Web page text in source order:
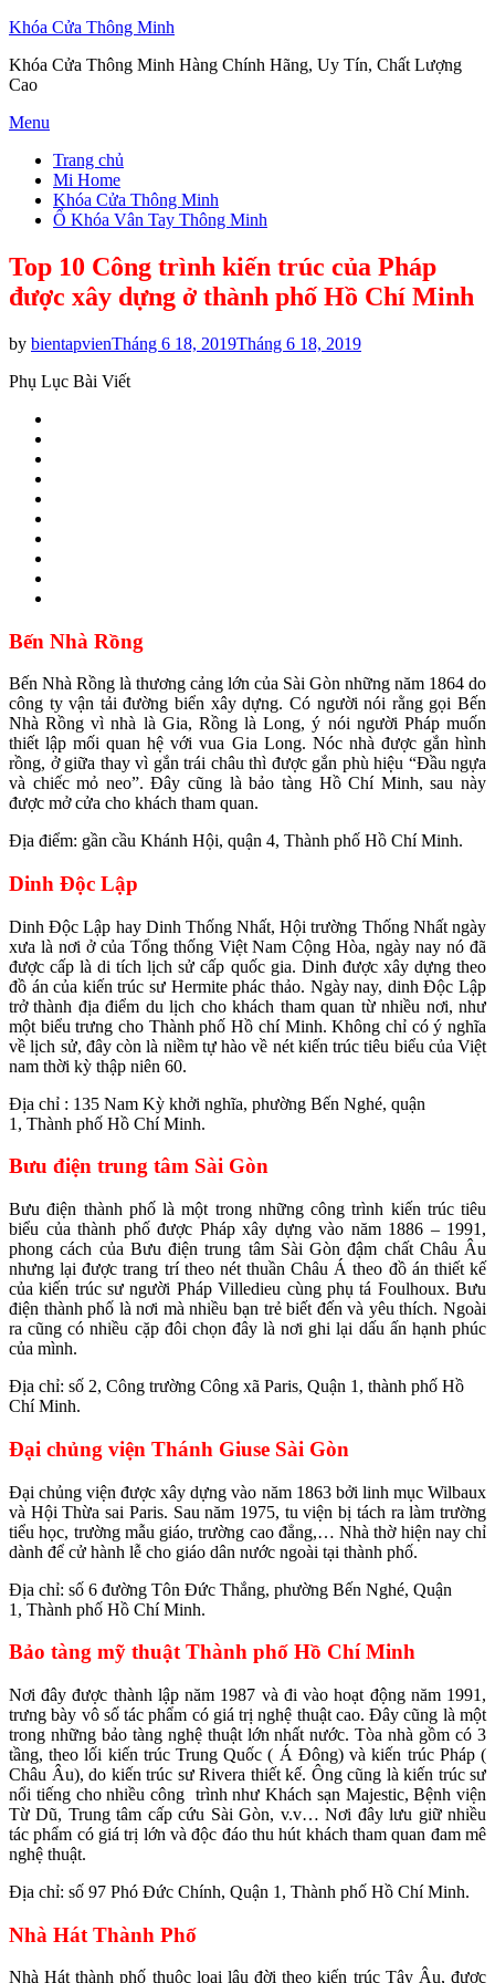
Khóa Cửa Thông Minh
Khóa Cửa Thông Minh Hàng Chính Hãng, Uy Tín, Chất Lượng
Cao
Skip
content
Menu
Trang chủ
Mi Home
Khóa Cửa Thông Minh
Ổ Khóa Vân Tay Thông Minh
Top 10 Công trình kiến trúc của Pháp
được xây dựng ở thành phố Hồ Chí Minh
by bientapvienPosted
Tháng 6 18, 2019Tháng 6 18, 2019
Phụ Lục Bài Viết
Bến Nhà Rồng
Bến Nhà Rồng là thương cảng lớn của Sài Gòn những năm 1864 do
công ty vận tải đường biển xây dựng. Có người nói rằng gọi Bến
Nhà Rồng vì nhà là Gia, Rồng là Long, ý nói người Pháp muốn
thiết lập mối quan hệ với vua Gia Long. Nóc nhà được gắn hình
rồng, ở giữa thay vì gắn trái châu thì được gắn phù hiệu “Đầu ngựa
và chiếc mỏ neo”. Đây cũng là bảo tàng Hồ Chí Minh, sau này
được mở cửa cho khách tham quan.
Địa điểm: gần cầu Khánh Hội, quận 4, Thành phố Hồ Chí Minh.
Dinh Độc Lập
Dinh Độc Lập hay Dinh Thống Nhất, Hội trường Thống Nhất ngày
xưa là nơi ở của Tổng thống Việt Nam Cộng Hòa, ngày nay nó đã
được cấp là di tích lịch sử cấp quốc gia. Dinh được xây dựng theo
đồ án của kiến trúc sư Hermite phác thảo. Ngày nay, dinh Độc Lập
trở thành địa điểm du lịch cho khách tham quan từ nhiều nơi, như
một biểu trưng cho Thành phố Hồ chí Minh. Không chỉ có ý nghĩa
về lịch sử, đây còn là niềm tự hào về nét kiến trúc tiêu biểu của Việt
nam thời kỳ thập niên 60.
Địa chỉ : 135 Nam Kỳ khởi nghĩa, phường Bến Nghé, quận
1, Thành phố Hồ Chí Minh.
Bưu điện trung tâm Sài Gòn
Bưu điện thành phố là một trong những công trình kiến trúc tiêu
biểu của thành phố được Pháp xây dựng vào năm 1886 – 1991,
phong cách của Bưu điện trung tâm Sài Gòn đậm chất Châu Âu
nhưng lại được trang trí theo nét thuần Châu Á theo đồ án thiết kế
của kiến trúc sư người Pháp Villedieu cùng phụ tá Foulhoux. Bưu
điện thành phố là nơi mà nhiều bạn trẻ biết đến và yêu thích. Ngoài
ra cũng có nhiều cặp đôi chọn đây là nơi ghi lại dấu ấn hạnh phúc
của mình.
Địa chỉ: số 2, Công trường Công xã Paris, Quận 1, thành phố Hồ
Chí Minh.
Đại chủng viện Thánh Giuse Sài Gòn
Đại chủng viện được xây dựng vào năm 1863 bởi linh mục Wilbaux
và Hội Thừa sai Paris. Sau năm 1975, tu viện bị tách ra làm trường
tiểu học, trường mẫu giáo, trường cao đẳng,… Nhà thờ hiện nay chỉ
dành để cử hành lễ cho giáo dân nước ngoài tại thành phố.
Địa chỉ: số 6 đường Tôn Đức Thắng, phường Bến Nghé, Quận
1, Thành phố Hồ Chí Minh.
Bảo tàng mỹ thuật Thành phố Hồ Chí Minh
Nơi đây được thành lập năm 1987 và đi vào hoạt động năm 1991,
trưng bày vô số tác phẩm có giá trị nghệ thuật cao. Đây cũng là một
trong những bảo tàng nghệ thuật lớn nhất nước. Tòa nhà gồm có 3
tầng, theo lối kiến trúc Trung Quốc ( Á Đông) và kiến trúc Pháp (
Châu Âu), do kiến trúc sư Rivera thiết kế. Ông cũng là kiến trúc sư
nổi tiếng cho nhiều công trình như Khách sạn Majestic, Bệnh viện
Từ Dũ, Trung tâm cấp cứu Sài Gòn, v.v… Nơi đây lưu giữ nhiều
tác phẩm có giá trị lớn và độc đáo thu hút khách tham quan đam mê
nghệ thuật.
Địa chỉ: số 97 Phó Đức Chính, Quận 1, Thành phố Hồ Chí Minh.
Nhà Hát Thành Phố
Nhà Hát thành phố thuộc loại lâu đời theo kiến trúc Tây Âu, được